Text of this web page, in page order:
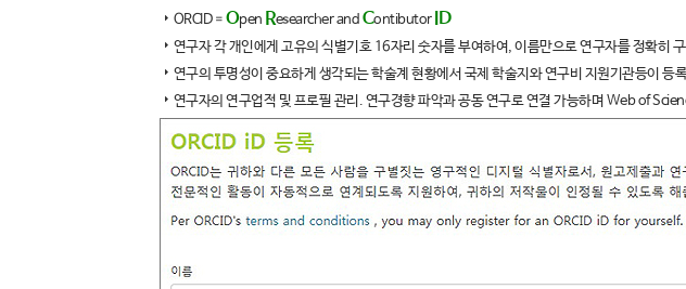
ORCID = Open Researcher and Contibutor ID
연구자 각 개인에게 고유의 식별기호 16자리 숫자를 부여하여, 이름만으로 연구자를 정확히
연구의 투명성이 중요하게 생각되는 학술계 현황에서 국제 학술지와 연구비 지원기관등이 등
연구자의 연구업적 및 프로필 관리. 연구경향 파악과 공동 연구로 연결 가능하며 Web of